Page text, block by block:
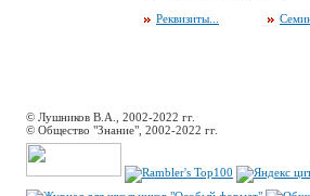
Реквизиты...
© Лушников В.А., 2002-2022 гг.
© Общество "Знание", 2002-2022 гг.